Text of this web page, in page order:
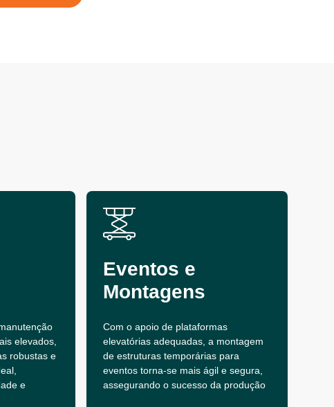
elevados,
robustas e
e
Eventos e
Montagens
Com o apoio de plataformas
elevatórias adequadas, a montagem
de estruturas temporárias para
eventos torna-se mais ágil e segura,
assegurando o sucesso da produção